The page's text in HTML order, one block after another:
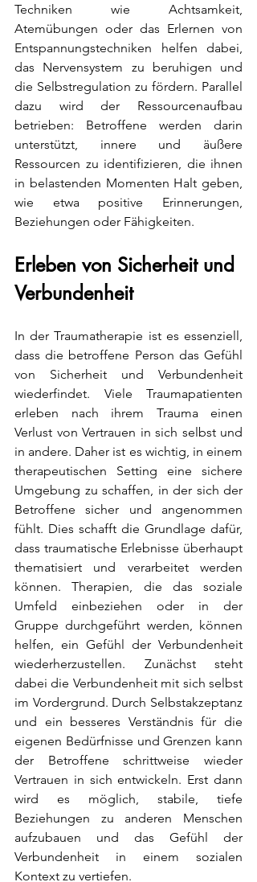
Techniken wie Achtsamkeit,
Atemübungen oder das Erlernen von
Entspannungstechniken helfen dabei,
das Nervensystem zu beruhigen und
die Selbstregulation zu fördern. Parallel
dazu wird der Ressourcenaufbau
betrieben: Betroffene werden darin
unterstützt, innere und äußere
Ressourcen zu identifizieren, die ihnen
in belastenden Momenten Halt geben,
wie etwa positive Erinnerungen,
Beziehungen oder Fähigkeiten.
Erleben von Sicherheit und
Verbundenheit
In der Traumatherapie ist es essenziell,
dass die betroffene Person das Gefühl
von Sicherheit und Verbundenheit
wiederfindet. Viele Traumapatienten
erleben nach ihrem Trauma einen
Verlust von Vertrauen in sich selbst und
in andere. Daher ist es wichtig, in einem
therapeutischen Setting eine sichere
Umgebung zu schaffen, in der sich der
Betroffene sicher und angenommen
fühlt. Dies schafft die Grundlage dafür,
dass traumatische Erlebnisse überhaupt
thematisiert und verarbeitet werden
können. Therapien, die das soziale
Umfeld einbeziehen oder in der
Gruppe durchgeführt werden, können
helfen, ein Gefühl der Verbundenheit
wiederherzustellen. Zunächst steht
dabei die Verbundenheit mit sich selbst
im Vordergrund. Durch Selbstakzeptanz
und ein besseres Verständnis für die
eigenen Bedürfnisse und Grenzen kann
der Betroffene schrittweise wieder
Vertrauen in sich entwickeln. Erst dann
wird es möglich, stabile, tiefe
Beziehungen zu anderen Menschen
aufzubauen und das Gefühl der
Verbundenheit in einem sozialen
Kontext zu vertiefen.